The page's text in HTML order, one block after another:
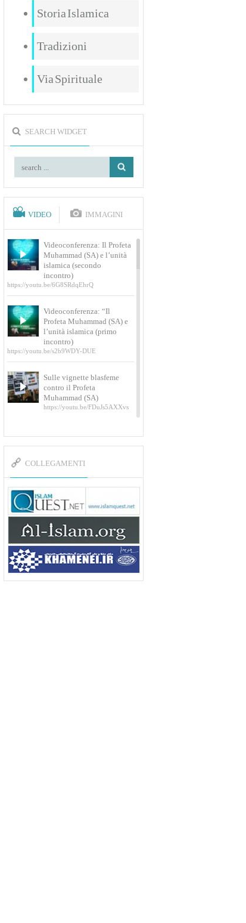
Storia Islamica
Tradizioni
Via Spirituale
SEARCH WIDGET
VIDEO IMMAGINI
Videoconferenza: Il Profeta
Muhammad (SA) e l’unità
islamica (secondo
incontro)
https://youtu.be/6G8SRdqEhrQ
Videoconferenza: “Il
Profeta Muhammad (SA) e
l’unità islamica (primo
incontro)
https://youtu.be/s2b9WDY-DUE
Sulle vignette blasfeme
contro il Profeta
Muhammad (SA)
https://youtu.be/FDuJs5AXXvs
Mahdi al-Muhandis
v=YAYpusvkUZk&t=26s
L’Abluzione rituale (wudu)
secondo l’Imam Alì e
l’Imam Khomeini
https://www.youtube.com/watch?
v=p3sOpOgK7cU
I ricordi dell’incontro con
Qassem Soleimani della
figlia di un martire
https://www.youtube.com/watch?
COLLEGAMENTI